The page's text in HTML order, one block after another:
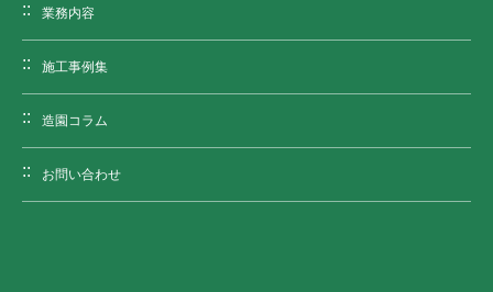
業務内容
施工事例集
造園コラム
お問い合わせ